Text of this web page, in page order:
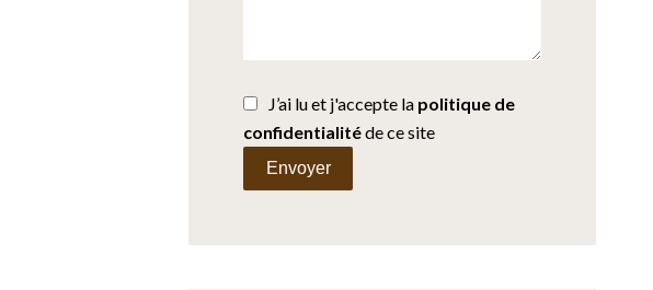
J’ai lu et j'accepte la politique de
confidentialitéde ce site
Envoyer